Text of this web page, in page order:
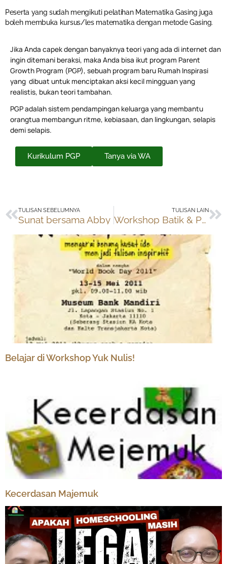
Peserta yang sudah mengikuti pelatihan Matematika Gasing juga
boleh membuka kursus/les matematika dengan metode Gasing.
Jika Anda capek dengan banyaknya teori yang ada di internet dan
ingin ditemani beraksi, maka Anda bisa ikut program Parent
Growth Program (PGP), sebuah program baru Rumah Inspirasi
yang dibuat untuk menciptakan aksi kecil mingguan yang
realistis, bukan teori tambahan.
PGP adalah sistem pendampingan keluarga yang membantu
orangtua membangun ritme, kebiasaan, dan lingkungan, selapis
demi selapis.
Kurikulum PGP Tanya via WA
Prev
TULISAN SEBELUMNYA
Sunat bersama Abby
TULISAN LAIN
Workshop Batik & Paix Project
Belajar di Workshop Yuk Nulis!
Kecerdasan Majemuk